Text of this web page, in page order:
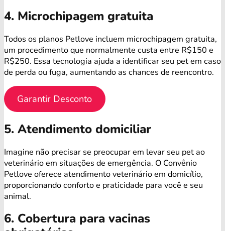
4. Microchipagem gratuita
Todos os planos Petlove incluem microchipagem gratuita,
um procedimento que normalmente custa entre R$150 e
R$250. Essa tecnologia ajuda a identificar seu pet em caso
de perda ou fuga, aumentando as chances de reencontro.
Garantir Desconto
5. Atendimento domiciliar
Imagine não precisar se preocupar em levar seu pet ao
veterinário em situações de emergência. O Convênio
Petlove oferece atendimento veterinário em domicílio,
proporcionando conforto e praticidade para você e seu
animal.
6. Cobertura para vacinas